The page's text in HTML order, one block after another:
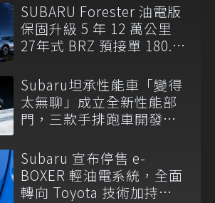
SUBARU Forester 油電版
保固升級 5 年 12 萬公里
27年式 BRZ 預接單 180.8
Subaru坦承性能車「變得
太無聊」成立全新性能部
門，三款手排跑車開發
Subaru 宣布停售 e-
BOXER 輕油電系統，全面
轉向 Toyota 技術加持